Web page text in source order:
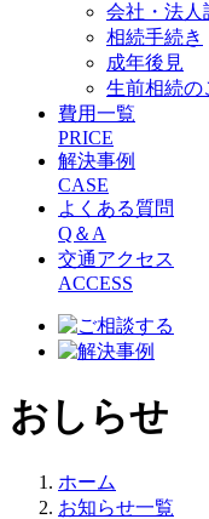
会社・法人
相続手続き
成年後見
生前相続の
費用一覧
PRICE
解決事例
CASE
よくある質問
Q＆A
交通アクセス
ACCESS
おしらせ
ホーム
お知らせ一覧